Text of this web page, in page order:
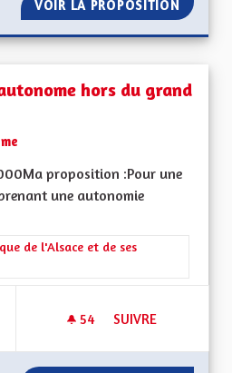
VOIR LA PROPOSITION
hors du grand
proposition :Pour une
une autonomie
catégorie : L'attractivité
de l'Alsace et de ses
54 54 ABONNÉS
SUIVRE